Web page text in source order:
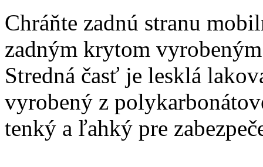
Chráňte zadnú stranu
zadným krytom
Stredná časť je lesklá
vyrobený z
tenký a ľahký pre